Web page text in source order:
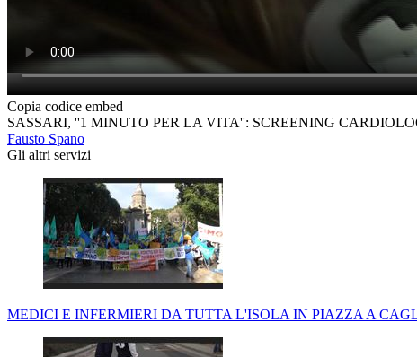
Copia codice embed
SASSARI, ''1 MINUTO PER LA VITA'': SCREENING
Fausto Spano
Gli altri servizi
MEDICI E INFERMIERI DA TUTTA L'ISOLA IN PIAZZA A